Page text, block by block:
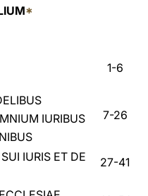
*
1-6
IURIBUS
7-26
IURIS ET DE
27-41